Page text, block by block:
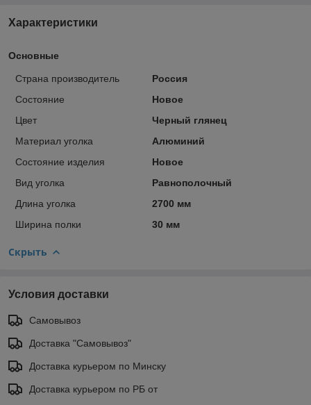
Характеристики
Основные
Страна производитель
Россия
Состояние
Новое
Цвет
Черный глянец
Материал уголка
Алюминий
Состояние изделия
Новое
Вид уголка
Равнополочный
Длина уголка
2700 мм
Ширина полки
30 мм
Скрыть
Условия доставки
Самовывоз
Доставка "Самовывоз"
Доставка курьером по Минску
Доставка курьером по РБ от